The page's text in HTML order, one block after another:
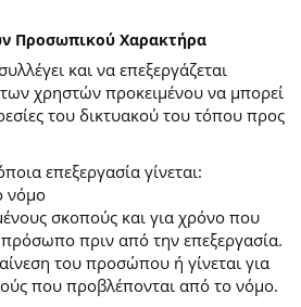
Προσωπικού Χαρακτήρα
και να επεξεργάζεται
χρηστών προκειμένου να μπορεί
του δικτυακού του τόπου προς
επεξεργασία γίνεται:
νόμο
σκοπούς και για χρόνο που
πριν από την επεξεργασία.
του προσώπου ή γίνεται για
που προβλέπονται από το νόμο.